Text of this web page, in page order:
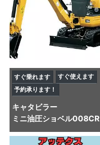
すぐ乗れます
すぐ使えます
予約承ります！
キャタビラー
ミニ油圧ショベル008CR